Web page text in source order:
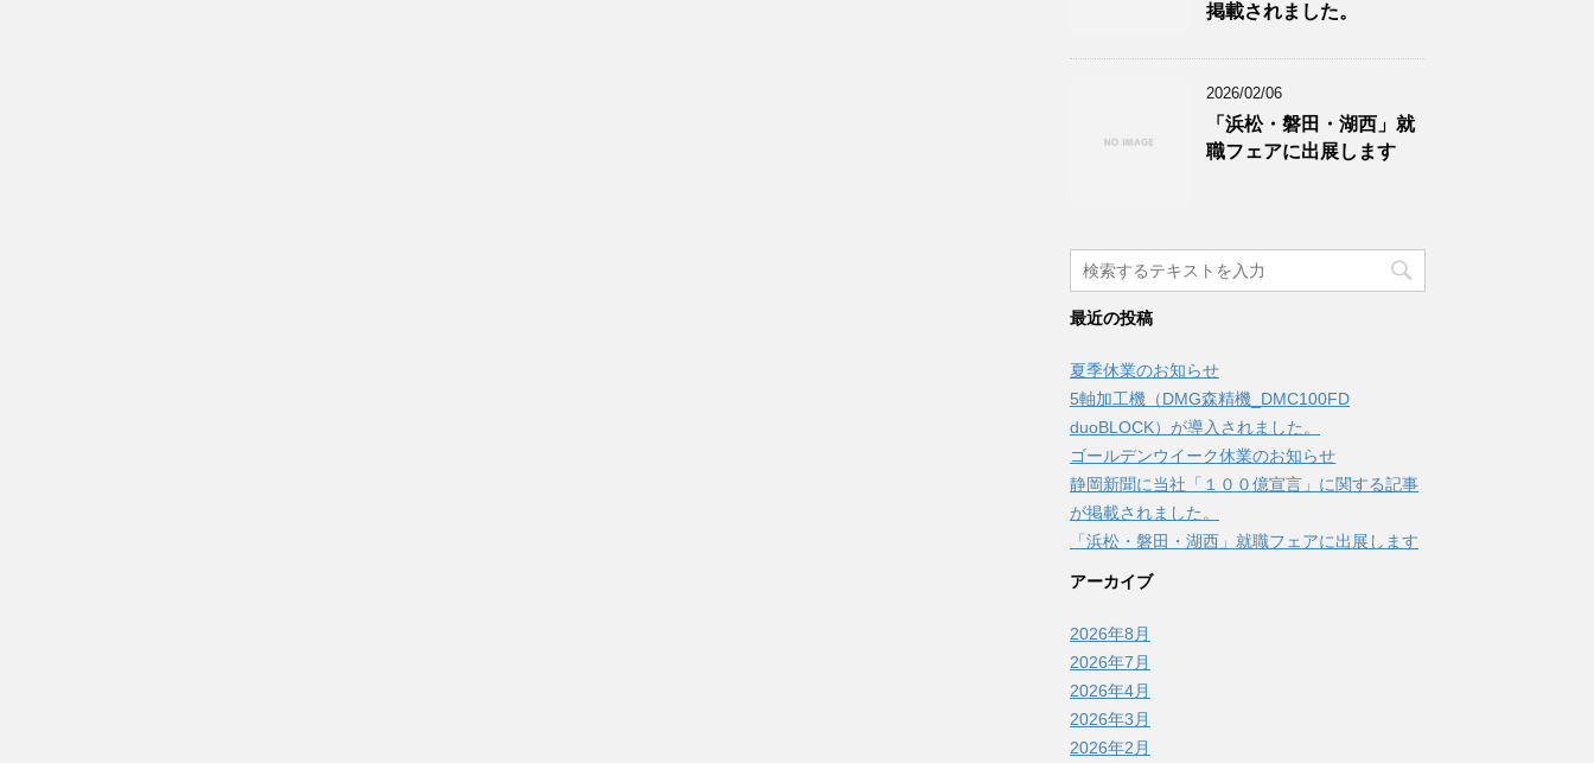
掲載されました。
2026/02/06
「浜松・磐田・湖西」就
職フェアに出展します
最近の投稿
夏季休業のお知らせ
5軸加工機（DMG森精機_DMC100FD
duoBLOCK）が導入されました。
ゴールデンウイーク休業のお知らせ
静岡新聞に当社「１００億宣言」に関する記事
が掲載されました。
「浜松・磐田・湖西」就職フェアに出展します
アーカイブ
2026年8月
2026年7月
2026年4月
2026年3月
2026年2月